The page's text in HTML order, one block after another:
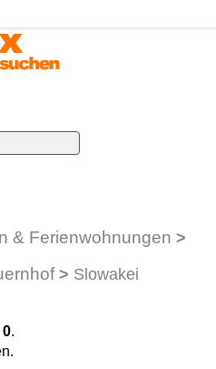
& Ferienwohnungen >
> Slowakei
0.